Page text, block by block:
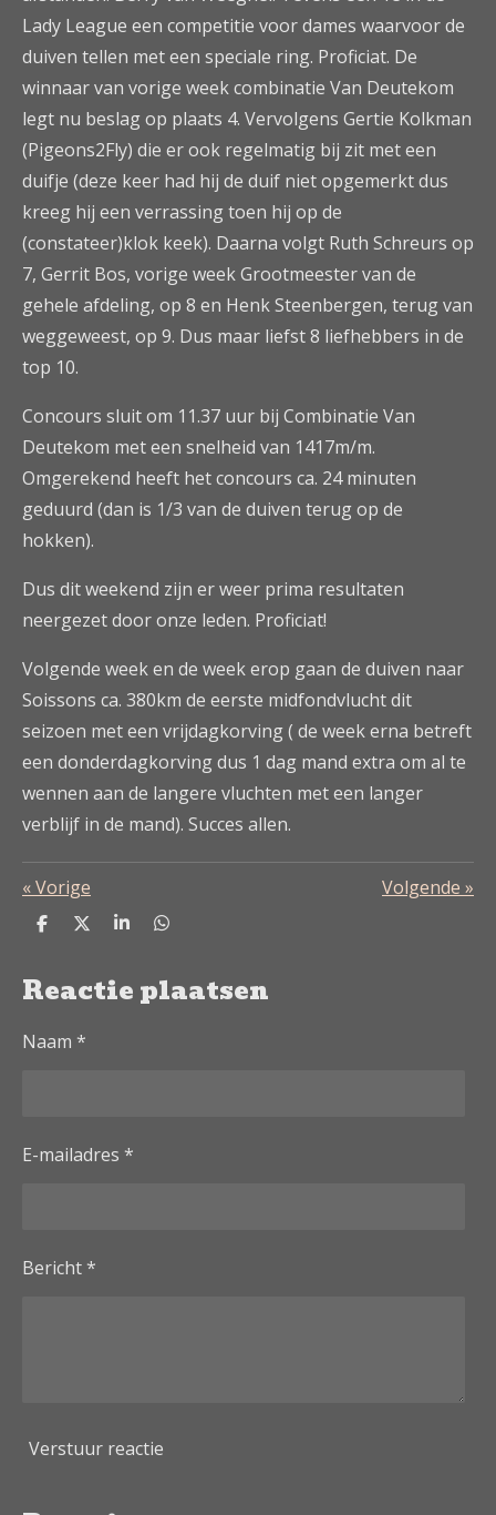
Lady League een competitie voor dames waarvoor de
duiven tellen met een speciale ring. Proficiat. De
winnaar van vorige week combinatie Van Deutekom
legt nu beslag op plaats 4. Vervolgens Gertie Kolkman
(Pigeons2Fly) die er ook regelmatig bij zit met een
duifje (deze keer had hij de duif niet opgemerkt dus
kreeg hij een verrassing toen hij op de
(constateer)klok keek). Daarna volgt Ruth Schreurs op
7, Gerrit Bos, vorige week Grootmeester van de
gehele afdeling, op 8 en Henk Steenbergen, terug van
weggeweest, op 9. Dus maar liefst 8 liefhebbers in de
top 10.
Concours sluit om 11.37 uur bij Combinatie Van
Deutekom met een snelheid van 1417m/m.
Omgerekend heeft het concours ca. 24 minuten
geduurd (dan is 1/3 van de duiven terug op de
hokken).
Dus dit weekend zijn er weer prima resultaten
neergezet door onze leden. Proficiat!
Volgende week en de week erop gaan de duiven naar
Soissons ca. 380km de eerste midfondvlucht dit
seizoen met een vrijdagkorving ( de week erna betreft
een donderdagkorving dus 1 dag mand extra om al te
wennen aan de langere vluchten met een langer
verblijf in de mand). Succes allen.
«Vorige Volgende »
D
e
n
D
l
S
r
e
D
e
n
Reactie plaatsen
Naam *
E-mailadres *
Bericht *
Verstuur reactie